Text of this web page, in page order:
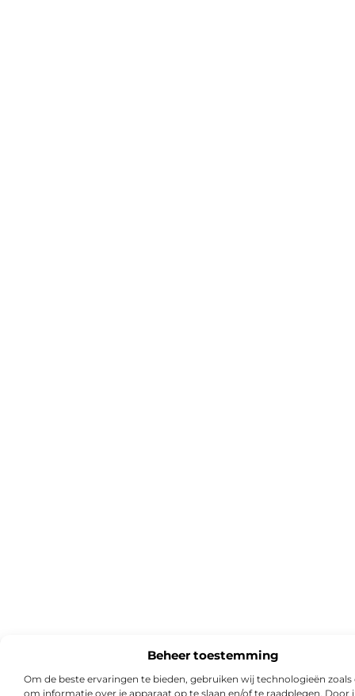
Beheer toestemming
Om de beste ervaringen te bieden, gebruiken wij technologieën zoals
om informatie over je apparaat op te slaan en/of te raadplegen. Door